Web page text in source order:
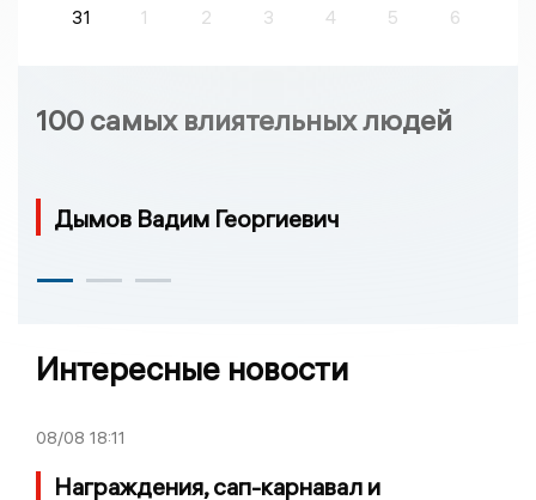
31
1 2 3 4 5 6
100 самых влиятельных людей
Дымов Вадим Георгиевич
Интересные новости
08/08 18:11
Награждения, сап-карнавал и